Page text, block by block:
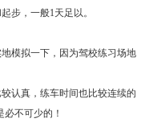
步，一般1天足以。
模拟一下，因为驾校练习场地
认真，练车时间也比较连续的
不可少的！